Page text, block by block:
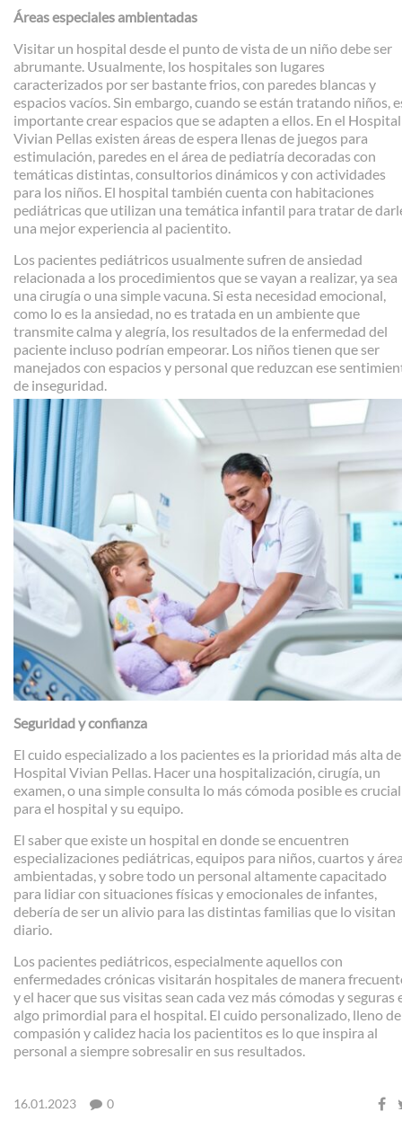
Áreas especiales ambientadas
Visitar un hospital desde el punto de vista de un niño debe ser
abrumante. Usualmente, los hospitales son lugares
caracterizados por ser bastante frios, con paredes blancas y
espacios vacíos. Sin embargo, cuando se están tratando niños,
importante crear espacios que se adapten a ellos. En el Hospital
Vivian Pellas existen áreas de espera llenas de juegos para
estimulación, paredes en el área de pediatría decoradas con
temáticas distintas, consultorios dinámicos y con actividades
para los niños. El hospital también cuenta con habitaciones
pediátricas que utilizan una temática infantil para tratar de
una mejor experiencia al pacientito.
Los pacientes pediátricos usualmente sufren de ansiedad
relacionada a los procedimientos que se vayan a realizar, ya sea
una cirugía o una simple vacuna. Si esta necesidad emocional,
como lo es la ansiedad, no es tratada en un ambiente que
transmite calma y alegría, los resultados de la enfermedad del
paciente incluso podrían empeorar. Los niños tienen que ser
manejados con espacios y personal que reduzcan ese
de inseguridad.
Seguridad y confianza
El cuido especializado a los pacientes es la prioridad más alta
Hospital Vivian Pellas. Hacer una hospitalización, cirugía, un
examen, o una simple consulta lo más cómoda posible es crucial
para el hospital y su equipo.
El saber que existe un hospital en donde se encuentren
especializaciones pediátricas, equipos para niños, cuartos y
ambientadas, y sobre todo un personal altamente capacitado
para lidiar con situaciones físicas y emocionales de infantes,
debería de ser un alivio para las distintas familias que lo visitan
diario.
Los pacientes pediátricos, especialmente aquellos con
enfermedades crónicas visitarán hospitales de manera
y el hacer que sus visitas sean cada vez más cómodas y seguras
algo primordial para el hospital. El cuido personalizado, lleno de
compasión y calidez hacia los pacientitos es lo que inspira al
personal a siempre sobresalir en sus resultados.
16.01.2023 0